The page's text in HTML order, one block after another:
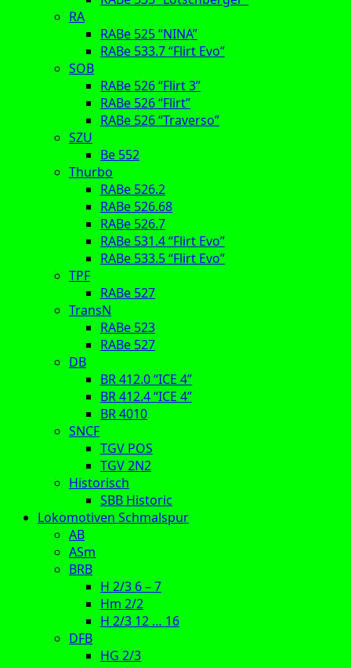
RA
RABe 525 “NINA”
RABe 533.7 “Flirt Evo”
SOB
RABe 526 “Flirt 3”
RABe 526 “Flirt”
RABe 526 “Traverso”
SZU
Be 552
Thurbo
RABe 526.2
RABe 526.68
RABe 526.7
RABe 531.4 “Flirt Evo”
RABe 533.5 “Flirt Evo”
TPF
RABe 527
TransN
RABe 523
RABe 527
DB
BR 412.0 “ICE 4”
BR 412.4 “ICE 4”
BR 4010
SNCF
TGV POS
TGV 2N2
Historisch
SBB Historic
Lokomotiven Schmalspur
AB
ASm
BRB
H 2/3 6 – 7
Hm 2/2
H 2/3 12 … 16
DFB
HG 2/3